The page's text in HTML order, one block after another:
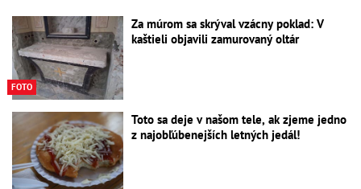
FOTO
Za múrom sa skrýval vzácny poklad: V
kaštieli objavili zamurovaný oltár
Toto sa deje v našom tele, ak zjeme jedno
z najobľúbenejších letných jedál!